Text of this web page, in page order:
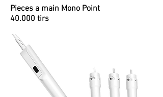
Pieces a main Mono Point
40.000 tirs